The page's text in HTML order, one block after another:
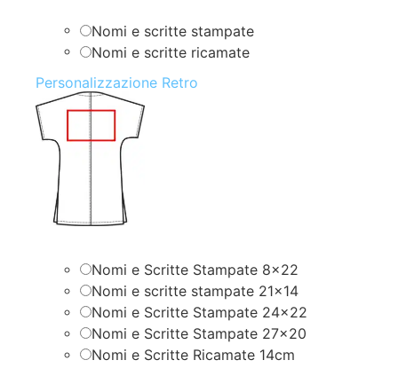
Nomi e scritte stampate
Nomi e scritte ricamate
Personalizzazione Retro
Nomi e Scritte Stampate 8×22
Nomi e scritte stampate 21×14
Nomi e Scritte Stampate 24×22
Nomi e Scritte Stampate 27×20
Nomi e Scritte Ricamate 14cm